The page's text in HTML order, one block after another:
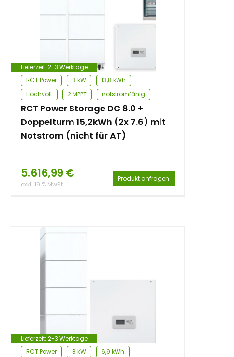
Lieferzeit: 2-3 Werktage
RCT Power
8 kW
13,8 kWh
Hochvolt
2 MPPT notstromfähig
RCT Power Storage DC 8.0 +
Doppelturm 15,2kWh (2x 7.6) mit
Notstrom (nicht für AT)
5.616,99€
exkl. 19 % MwSt.
Produkt anfragen
Lieferzeit: 2-3 Werktage
RCT Power
8 kW
6,9 kWh